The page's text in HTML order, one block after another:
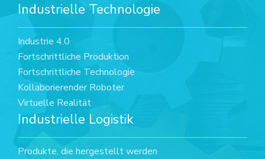
Industrielle Technologie
Industrie 4.0
Fortschrittliche Produktion
Fortschrittliche Technologie
Kollaborierender Roboter
Virtuelle Realität
Industrielle Logistik
Produkte, die hergestellt werden